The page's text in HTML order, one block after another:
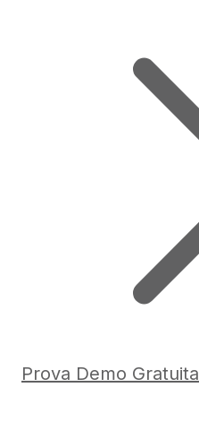
Prova Demo Gratuita